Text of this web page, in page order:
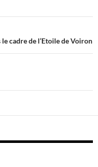
cadre de l’Etoile de Voiron